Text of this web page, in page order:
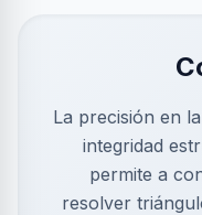
La precisión en
integridad
permite a
resolver